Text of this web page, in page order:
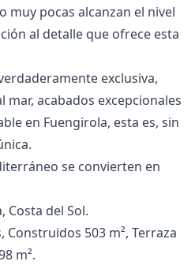
muy pocas alcanzan el nivel
al detalle que ofrece esta
exclusiva,
‌mar, ‌acabados excepcionales
‌en ‌Fuengirola, esta es, ‌sin
‌se ‌convierten ‌en
Costa del Sol.
503 m², Terraza
m².